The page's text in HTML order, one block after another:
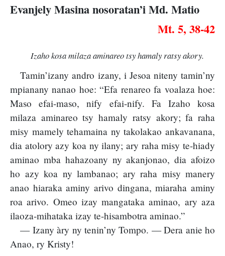
Evanjely Masina nosoratan’i Md. Matio
Mt. 5, 38-42
Izaho kosa milaza aminareo tsy hamaly ratsy akory.
Tamin’izany andro izany, i Jesoa niteny tamin’ny
mpianany nanao hoe: “Efa renareo fa voalaza hoe:
Maso efai-maso, nify efai-nify. Fa Izaho kosa
milaza aminareo tsy hamaly ratsy akory; fa raha
misy mamely tehamaina ny takolakao ankavanana,
dia atolory azy koa ny ilany; ary raha misy te-hiady
aminao mba hahazoany ny akanjonao, dia afoizo
ho azy koa ny lambanao; ary raha misy manery
anao hiaraka aminy arivo dingana, miaraha aminy
roa arivo. Omeo izay mangataka aminao, ary aza
ilaoza-mihataka izay te-hisambotra aminao.”
— Izany àry ny tenin’ny Tompo. — Dera anie ho
Anao, ry Kristy!